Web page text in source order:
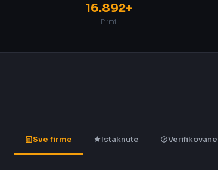
16.892+
Firmi
Sve firme Istaknute Verifikovane